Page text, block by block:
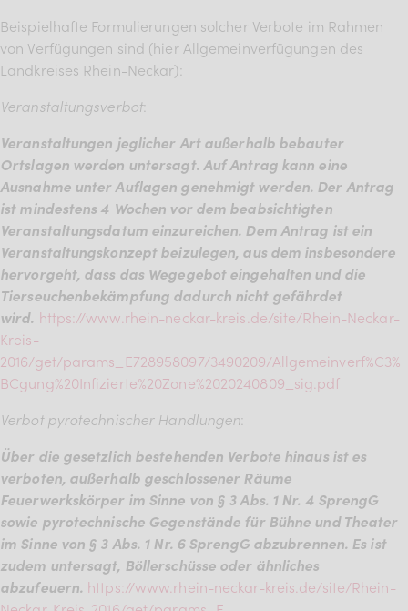
Beispielhafte Formulierungen solcher Verbote im Rahmen
von Verfügungen sind (hier Allgemeinverfügungen des
Landkreises Rhein-Neckar):
Veranstaltungsverbot:
Veranstaltungen jeglicher Art außerhalb bebauter
Ortslagen werden untersagt. Auf Antrag kann eine
Ausnahme unter Auflagen genehmigt werden. Der Antrag
ist mindestens 4 Wochen vor dem beabsichtigten
Veranstaltungsdatum einzureichen. Dem Antrag ist ein
Veranstaltungskonzept beizulegen, aus dem insbesondere
hervorgeht, dass das Wegegebot eingehalten und die
Tierseuchenbekämpfung dadurch nicht gefährdet
wird. https://www.rhein-neckar-kreis.de/site/Rhein-Neckar-
Kreis-
2016/get/params_E728958097/3490209/Allgemeinverf%C3%
BCgung%20Infizierte%20Zone%2020240809_sig.pdf
Verbot pyrotechnischer Handlungen:
Über die gesetzlich bestehenden Verbote hinaus ist es
verboten, außerhalb geschlossener Räume
Feuerwerkskörper im Sinne von § 3 Abs. 1 Nr. 4 SprengG
sowie pyrotechnische Gegenstände für Bühne und Theater
im Sinne von § 3 Abs. 1 Nr. 6 SprengG abzubrennen. Es ist
zudem untersagt, Böllerschüsse oder ähnliches
abzufeuern. https://www.rhein-neckar-kreis.de/site/Rhein-